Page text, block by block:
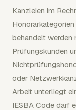
Kanzleien im
behandelt werden
Prüfungskunden
oder
Arbeit unterliegt
IESBA Code darf